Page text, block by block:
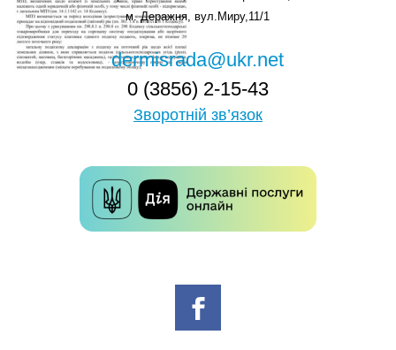
м. Деражня, вул.Миру,11/1
dermisrada@ukr.net
0 (3856) 2-15-43
Зворотній зв’язок